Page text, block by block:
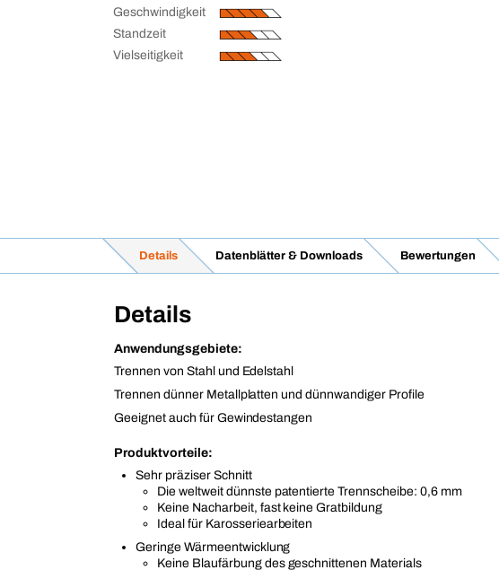
Geschwindigkeit
Standzeit
Vielseitigkeit
Details Datenblätter & Downloads Bewertungen
Details
Anwendungsgebiete:
Trennen von Stahl und Edelstahl
Trennen dünner Metallplatten und dünnwandiger Profile
Geeignet auch für Gewindestangen
Produktvorteile:
Sehr präziser Schnitt
Die weltweit dünnste patentierte Trennscheibe: 0,6 mm
Keine Nacharbeit, fast keine Gratbildung
Ideal für Karosseriearbeiten
Geringe Wärmeentwicklung
Keine Blaufärbung des geschnittenen Materials